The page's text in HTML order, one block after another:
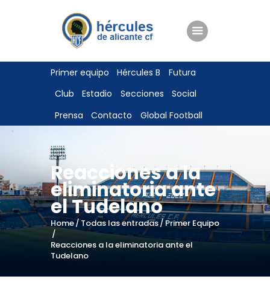
Primer equipo Hércules B
Futura
Club
Estadio Secciones
Social
Prensa
Contacto Global Football
Reacciones a la
eliminatoria ante
el Tudelano
Home Todas las entradas Primer Equipo
Reacciones a la eliminatoria ante el
Tudelano
ENTRADAS
TIENDA
HÉRCULESCF100